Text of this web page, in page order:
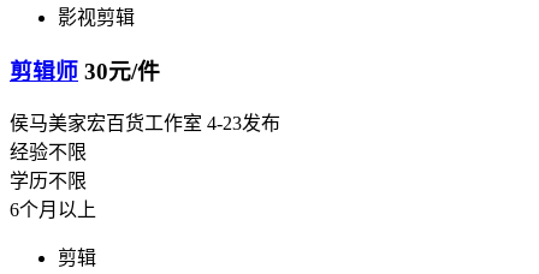
影视剪辑
剪辑师 30元/件
侯马美家宏百货工作室 4-23发布
经验不限
学历不限
6个月以上
剪辑